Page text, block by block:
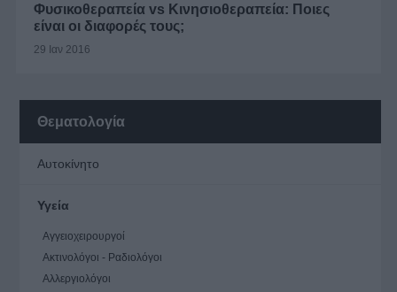
Φυσικοθεραπεία vs Κινησιοθεραπεία: Ποιες
είναι οι διαφορές τους;
29 Ιαν 2016
Θεματολογία
Αυτοκίνητο
Υγεία
Αγγειοχειρουργοί
Ακτινολόγοι - Ραδιολόγοι
Αλλεργιολόγοι